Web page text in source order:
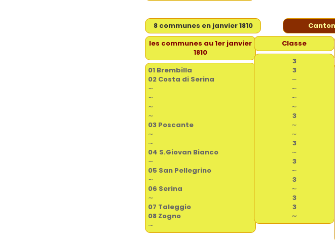
8 communes en janvier 1810
les communes au 1er janvier
1810
01 Brembilla
02 Costa di Serina
∼
∼
∼
∼
03 Poscante
∼
∼
04 S.Giovan Bianco
∼
05 San Pellegrino
∼
06 Serina
∼
07 Taleggio
08 Zogno
∼
Classe
3
3
∼
∼
∼
∼
3
∼
∼
3
∼
3
∼
3
∼
3
3
∼